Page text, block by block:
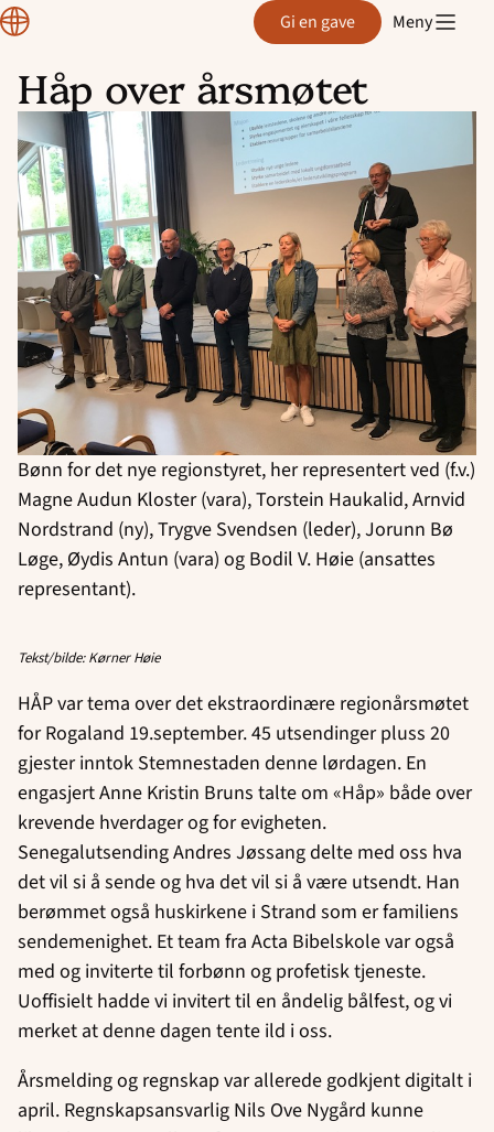
Hopp
til
innhold
Region
Rogaland Gi en gave Meny
Håp over årsmøtet
Bønn for det nye regionstyret, her representert ved (f.v.)
Magne Audun Kloster (vara), Torstein Haukalid, Arnvid
Nordstrand (ny), Trygve Svendsen (leder), Jorunn Bø
Løge, Øydis Antun (vara) og Bodil V. Høie (ansattes
representant).
Tekst/bilde: Kørner Høie
HÅP var tema over det ekstraordinære regionårsmøtet
for Rogaland 19.september. 45 utsendinger pluss 20
gjester inntok Stemnestaden denne lørdagen. En
engasjert Anne Kristin Bruns talte om «Håp» både over
krevende hverdager og for evigheten.
Senegalutsending Andres Jøssang delte med oss hva
det vil si å sende og hva det vil si å være utsendt. Han
berømmet også huskirkene i Strand som er familiens
sendemenighet. Et team fra Acta Bibelskole var også
med og inviterte til forbønn og profetisk tjeneste.
Uoffisielt hadde vi invitert til en åndelig bålfest, og vi
merket at denne dagen tente ild i oss.
Årsmelding og regnskap var allerede godkjent digitalt i
april. Regnskapsansvarlig Nils Ove Nygård kunne